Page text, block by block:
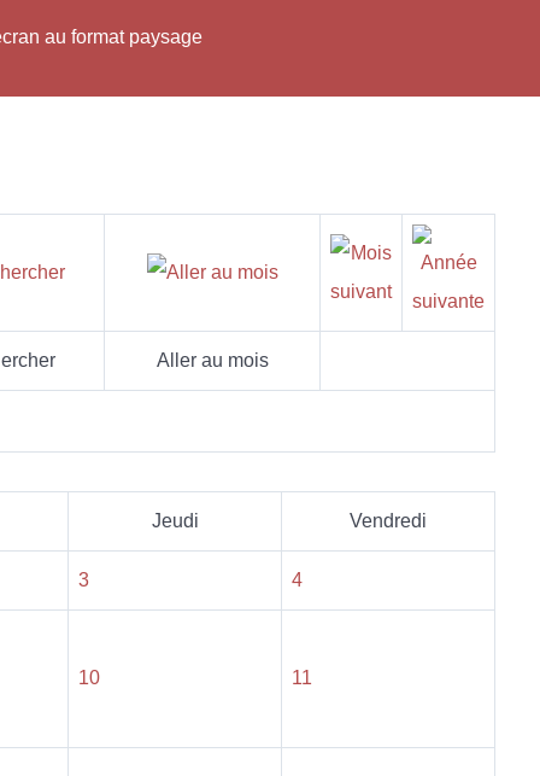
au format paysage
Aller au mois
Jeudi Vendredi
3 4
10 11